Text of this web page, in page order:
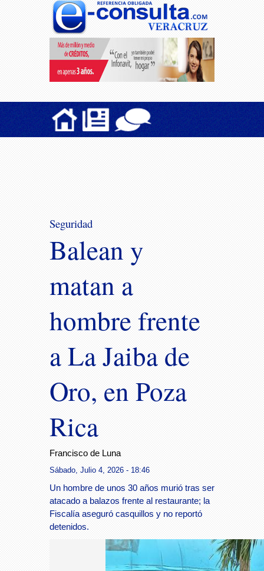
Seguridad
Balean y
matan a
hombre frente
a La Jaiba de
Oro, en Poza
Rica
Francisco de Luna
Sábado, Julio 4, 2026 - 18:46
Un hombre de unos 30 años murió tras ser
atacado a balazos frente al restaurante; la
Fiscalía aseguró casquillos y no reportó
detenidos.